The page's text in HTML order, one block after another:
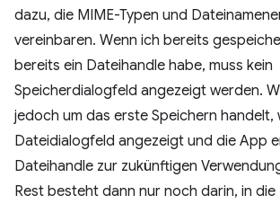
dazu, die MIME-Typen und
vereinbaren. Wenn ich bereits
bereits ein Dateihandle habe, muss kein
Speicherdialogfeld angezeigt werden.
jedoch um das erste Speichern handelt,
Dateidialogfeld angezeigt und die App
Dateihandle zur zukünftigen
Rest besteht dann nur noch darin, in die